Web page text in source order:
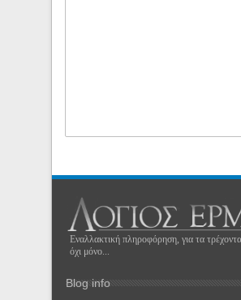
Εναλλακτική πληροφόρηση, για τα
όχι μόνο...
Blog info